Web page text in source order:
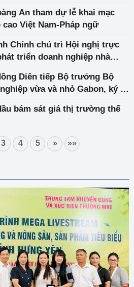
An tham dự lễ khai mạc
Diễn đàn Kinh tế cấp cao Việt Nam-Pháp ngữ
Chính chủ trì Hội nghị trực
triển doanh nghiệp nhà
Diên tiếp Bộ trưởng Bộ
vừa và nhỏ Gabon, ký Ý
bám sát giá thị trường thế
3 4 5 » »»